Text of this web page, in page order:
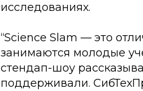
исследованиях.
“Science Slam — это
занимаются молодые
стендап-шоу
поддерживали.